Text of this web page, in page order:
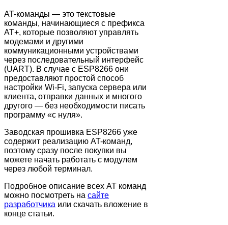
AT-команды — это текстовые
команды, начинающиеся с префикса
AT+, которые позволяют управлять
модемами и другими
коммуникационными устройствами
через последовательный интерфейс
(UART). В случае с ESP8266 они
предоставляют простой способ
настройки Wi-Fi, запуска сервера или
клиента, отправки данных и многого
другого — без необходимости писать
программу «с нуля».
Заводская прошивка ESP8266 уже
содержит реализацию AT-команд,
поэтому сразу после покупки вы
можете начать работать с модулем
через любой терминал.
Подробное описание всех AT команд
можно посмотреть на сайте
разработчика или скачать вложение в
конце статьи.